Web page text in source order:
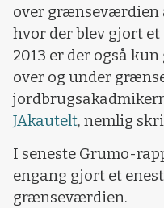
over grænseværdien
hvor der blev gjort
2013 er der også
over og under
JAkautelt, nemlig
I seneste Grumo-
engang gjort et
grænseværdien.